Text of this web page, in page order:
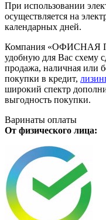
При использовании
осуществляется на
календарных дней.
Компания «ОФИСНАЯ
удобную для Вас схему
продажа, наличная или
покупки в кредит,
широкий спектр
выгодность покупки.
Варинаты оплаты
От физического лица: